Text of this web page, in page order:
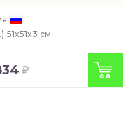
51x51x3 см